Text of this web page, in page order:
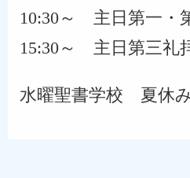
10:30～ 主日第一・
15:30～ 主日第三礼
水曜聖書学校 夏休